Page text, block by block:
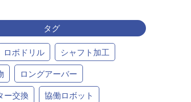
タグ
ロボドリル
シャフト加工
ロングアーバー
ー交換
協働ロボット